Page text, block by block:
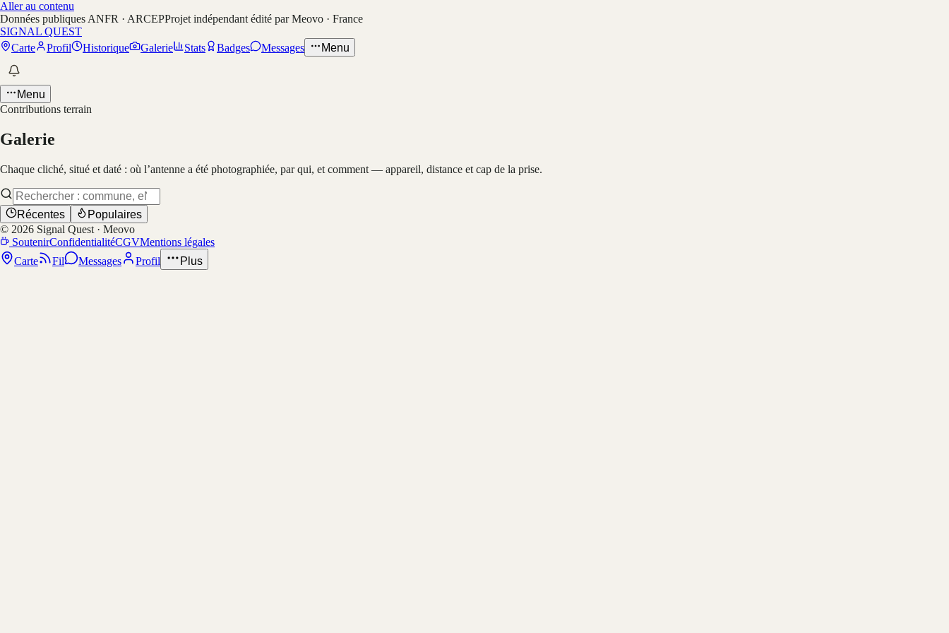
Aller au contenu
Données publiques ANFR · ARCEPProjet indépendant édité par Meovo · France
SIGNAL QUEST
Carte
Profil Historique Galerie Stats Badges Messages Menu
Menu
Contributions terrain
Galerie
Chaque cliché, situé et daté : où l’antenne a été photographiée, par qui, et comment — appareil, distance et cap de la prise.
Récentes
Populaires
© 2026 Signal Quest · Meovo
SoutenirConfidentialitéCGVMentions légales
Carte
Fil Messages Profil Plus